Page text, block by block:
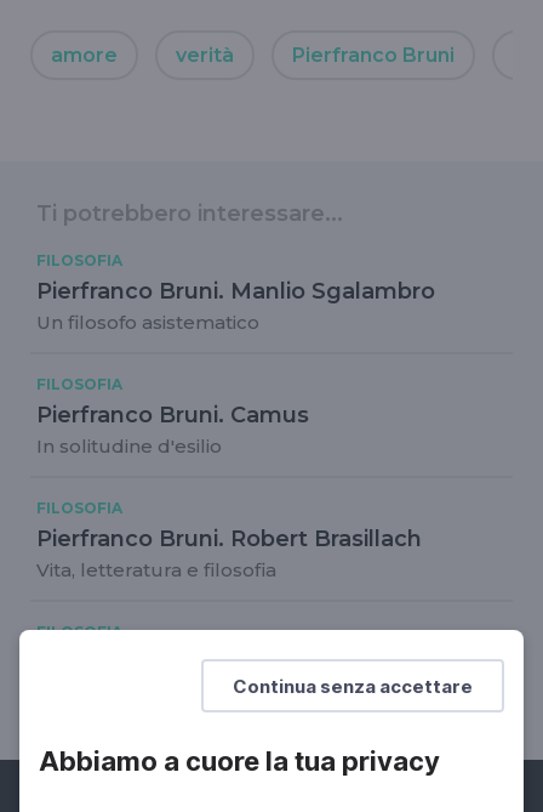
Continua senza accettare
Abbiamo a cuore la tua privacy
amore verità Pierfranco Bruni
Ti potrebbero interessare...
FILOSOFIA
Pierfranco Bruni. Manlio Sgalambro
Un filosofo asistematico
FILOSOFIA
Pierfranco Bruni. Camus
In solitudine d'esilio
FILOSOFIA
Pierfranco Bruni. Robert Brasillach
Vita, letteratura e filosofia
FILOSOFIA
Pierfranco Bruni. Francesco Grisi